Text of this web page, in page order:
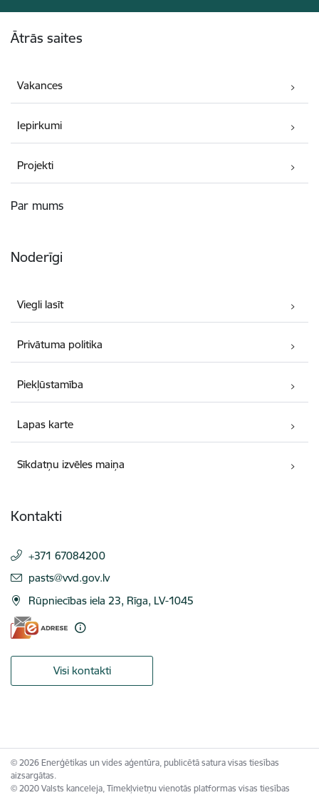
Ātrās saites
Vakances
Iepirkumi
Projekti
Par mums
Noderīgi
Viegli lasīt
Privātuma politika
Piekļūstamība
Lapas karte
Sīkdatņu izvēles maiņa
Kontakti
+371 67084200
E-pasts:
pasts@vvd.gov.lv
Rūpniecības iela 23, Rīga, LV-1045
Visi kontakti
© 2026 Enerģētikas un vides aģentūra, publicētā satura visas tiesības
aizsargātas.
© 2020 Valsts kanceleja, Tīmekļvietņu vienotās platformas visas tiesības